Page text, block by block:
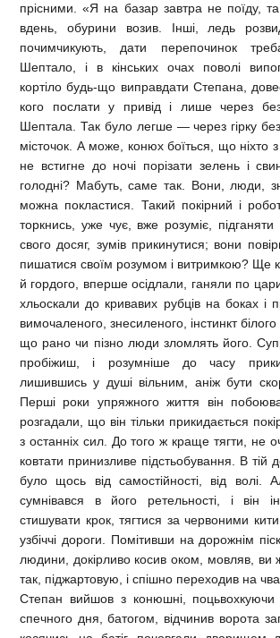
прісними. «Я на базар завтра не поїду,
вдень, обурини возив. Інші, ледь
почимчикують, дати перепочинок
Шептало, і в кінських очах поволі
кортіло будь-що виправдати Степана,
кого послати у привід і лише через
Шептала. Так було легше — через гірку
місточок. А може, конюх боїться, що ніхто з
не встигне до ночі порізати зелень і
голодні? Мабуть, саме так. Вони, люди,
можна покластися. Такий покірний і
торкнись, уже чує, вже розуміє,
свого досяг, зумів прикинутися; вони
пишатися своїм розумом і витримкою? Ще
й гордого, вперше осідлали, ганяли по
хльоскали до кривавих рубців на боках і
вимочаленого, знесиленого, інстинкт
що рано чи пізно люди зломлять його.
пробіжиш, і розумніше до часу
лишившись у душі вільним, аніж бути
Перші роки упряжного життя він
розгадали, що він тільки прикидається
з останніх сил. До того ж краще тягти, не
ковтати принизливе підстьобування. В тій
було щось від самостійності, від волі.
сумнівався в його ретельності, і він
стишувати крок, тягтися за червоними
узбіччі дороги. Помітивши на дорожнім
людини, докірливо косив оком, мовляв, ви
так, піджартовую, і спішно переходив на
Степан вийшов з конюшні,
спечного дня, батогом, відчинив ворота